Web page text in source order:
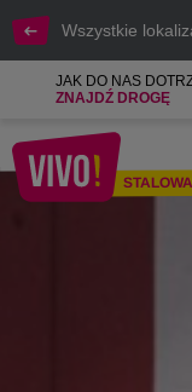
Wszystkie
JAK DO NAS
ZNAJDŹ DROGĘ
Dżinsy, bluzy, moda,